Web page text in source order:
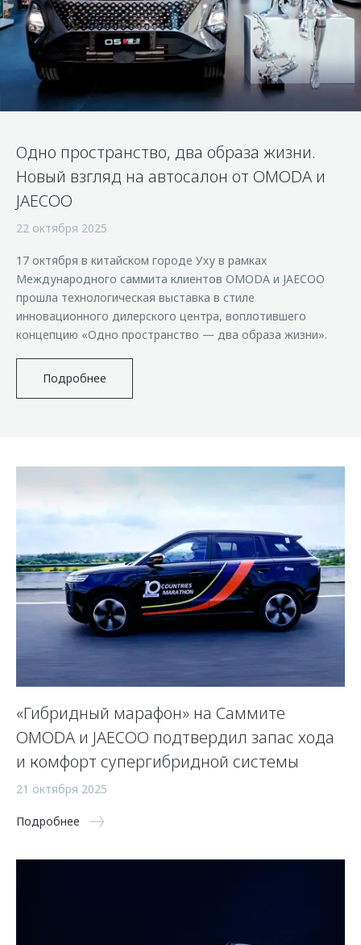
Страхование
Кредитный калькулятор
Аксессуары
Одежда и сувениры
Запчасти
Трейд-ин
Калькулятор трейд-ин
Клиентская поддержка
O&J Автоклуб
Клуб владельцев OMODA
Приложение O&J
Одежда и сувениры
Оригинальные аксессуары
Запчасти
Обратная связь
Одно пространство, два образа жизни.
Новый взгляд на автосалон от OMODA и
JAECOO
22 октября 2025
17 октября в китайском городе Уху в рамках
Международного саммита клиентов OMODA и JAECOO
прошла технологическая выставка в стиле
инновационного дилерского центра, воплотившего
концепцию «Одно пространство — два образа жизни».
Подробнее
«Гибридный марафон» на Саммите
OMODA и JAECOO подтвердил запас хода
и комфорт супергибридной системы
21 октября 2025
Подробнее